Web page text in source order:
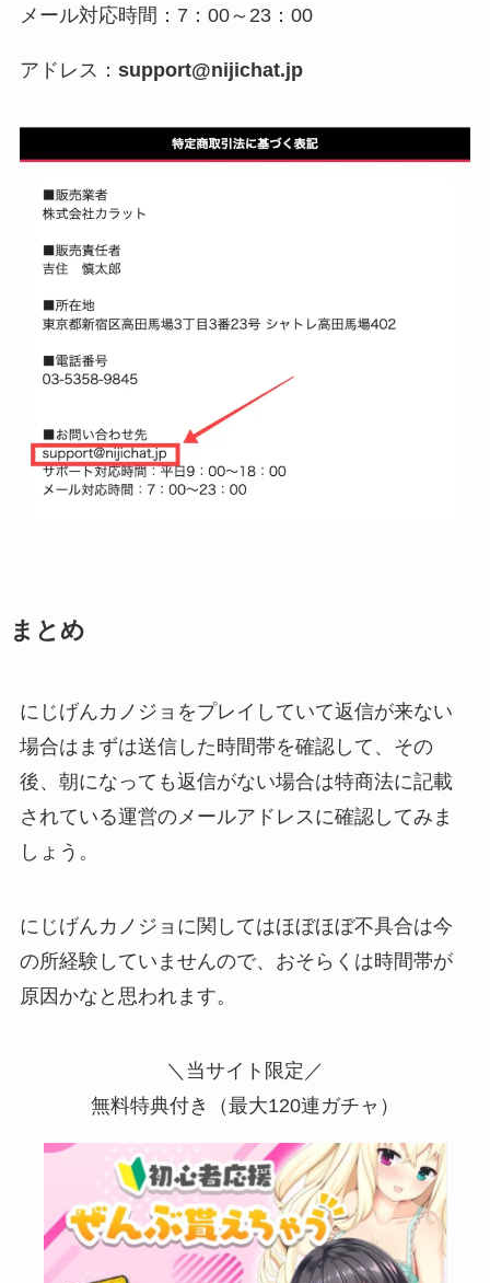
メール対応時間：7：00～23：00
アドレス： support@nijichat.jp
まとめ
にじげんカノジョをプレイしていて返信が来ない
場合はまずは送信した時間帯を確認して、その
後、朝になっても返信がない場合は特商法に記載
されている運営のメールアドレスに確認してみま
しょう。
にじげんカノジョに関してはほぼほぼ不具合は今
の所経験していませんので、おそらくは時間帯が
原因かなと思われます。
＼当サイト限定／
無料特典付き（最大120連ガチャ）